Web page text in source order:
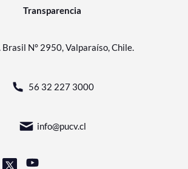
Transparencia
Brasil N° 2950, Valparaíso, Chile.
56 32 227 3000
info@pucv.cl